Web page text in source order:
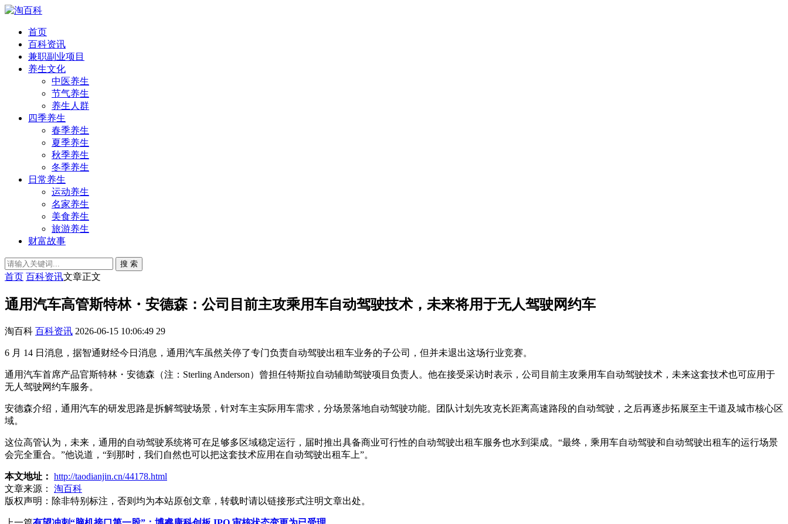
首页
百科资讯
兼职副业项目
养生文化
中医养生
节气养生
养生人群
四季养生
春季养生
夏季养生
秋季养生
冬季养生
日常养生
运动养生
名家养生
美食养生
旅游养生
财富故事
搜 索
首页 百科资讯文章正文
通用汽车高管斯特林・安德森：公司目前主攻乘用车自动驾驶技术，未来将用于无人驾驶网约车
淘百科 百科资讯 2026-06-15 10:06:49 29
6 月 14 日消息，据智通财经今日消息，通用汽车虽然关停了专门负责自动驾驶出租车业务的子公司，但并未退出这场行业竞赛。
通用汽车首席产品官斯特林・安德森（注：Sterling Anderson）曾担任特斯拉自动辅助驾驶项目负责人。他在接受采访时表示，公司目前主攻乘用车自动驾驶技术，未来这套技术也可应用于
无人驾驶网约车服务。
安德森介绍，通用汽车的研发思路是拆解驾驶场景，针对车主实际用车需求，分场景落地自动驾驶功能。团队计划先攻克长距离高速路段的自动驾驶，之后再逐步拓展至主干道及城市核心区
域。
这位高管认为，未来，通用的自动驾驶系统将可在足够多区域稳定运行，届时推出具备商业可行性的自动驾驶出租车服务也水到渠成。“最终，乘用车自动驾驶和自动驾驶出租车的运行场景
会完全重合。”他说道，“到那时，我们自然也可以把这套技术应用在自动驾驶出租车上”。
本文地址： http://taodianjin.cn/44178.html
文章来源：
淘百科
版权声明： 除非特别标注，否则均为本站原创文章，转载时请以链接形式注明文章出处。